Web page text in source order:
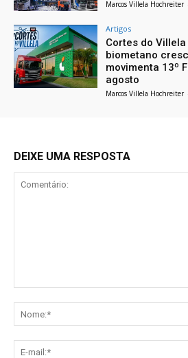
Marcos Villela Hochreiter
Artigos
Cortes do
biometano
movimenta 13º
agosto
Marcos Villela Hochreiter
DEIXE UMA RESPOSTA